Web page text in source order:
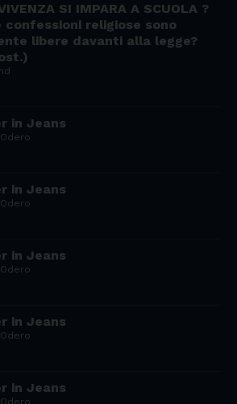
SI IMPARA A SCUOLA ?
confessioni religiose sono
libere davanti alla legge?
in Jeans
in Jeans
in Jeans
in Jeans
in Jeans